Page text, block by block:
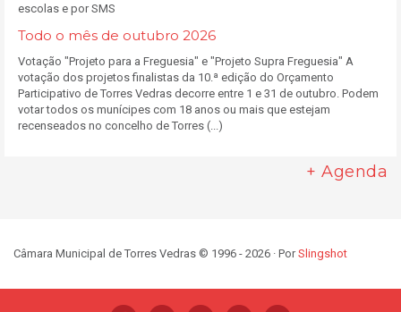
escolas e por SMS
Todo o mês de outubro 2026
Votação "Projeto para a Freguesia" e "Projeto Supra Freguesia" A
votação dos projetos finalistas da 10.ª edição do Orçamento
Participativo de Torres Vedras decorre entre 1 e 31 de outubro. Podem
votar todos os munícipes com 18 anos ou mais que estejam
recenseados no concelho de Torres (...)
+ Agenda
Câmara Municipal de Torres Vedras © 1996 - 2026 · PorSlingshot